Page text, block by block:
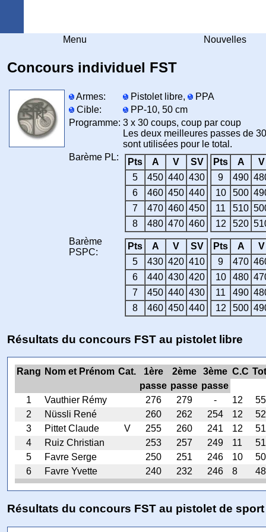
Menu Nouvelles
Concours individuel FST
Armes: Pistolet libre,
PPA
Cible:
PP-10, 50 cm
Programme: 3 x 30 coups, coup par coup
Les deux meilleures passes de
sont utilisées pour le total.
Barème PL:
Pts A V
SV
5
450 440 430
6
460 450 440
7
470 460 450
8
480 470 460
Pts A
V
9
490
10
500
11
510
12
520
Barème
PSPC:
Pts A V
SV
5
430 420 410
6
440 430 420
7
450 440 430
8
460 450 440
Pts A
V
9
470
10
480
11
490
12
500
Résultats du concours FST au pistolet libre
Rang Nom et Prénom Cat. 1ère 2ème 3ème C.C
passe passe passe
1
Vauthier Rémy 276 279 - 12
2
Nüssli René 260 262 254 12
3
Pittet Claude V 255 260 241 12
4
Ruiz Christian 253 257 249 11
5
Favre Serge 250 251 246 10
6
Favre Yvette 240 232 246 8
Résultats du concours FST au pistolet de sport